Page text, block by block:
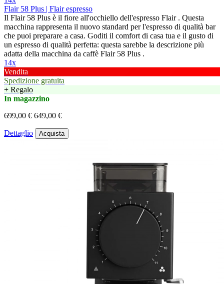
Flair 58 Plus | Flair espresso
Il Flair 58 Plus è il fiore all'occhiello dell'espresso Flair . Questa
macchina rappresenta il nuovo standard per l'espresso di qualità bar
che puoi preparare a casa. Goditi il comfort di casa tua e il gusto di
un espresso di qualità perfetta: questa sarebbe la descrizione più
adatta della macchina da caffè Flair 58 Plus .
14x
Vendita
Spedizione gratuita
+ Regalo
In magazzino
699,00 € 649,00 €
Dettaglio Acquista